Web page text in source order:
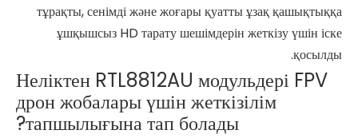
тұрақты, сенімді және жоғары қуатты ұзақ қашықтыққа
ұшқышсыз HD тарату шешімдерін жеткізу үшін іске
қосылды.
Неліктен RTL8812AU модульдері FPV
дрон жобалары үшін жеткізілім
тапшылығына тап болады?